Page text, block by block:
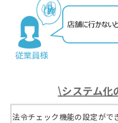
\システム化
法令チェック機能の設定がで